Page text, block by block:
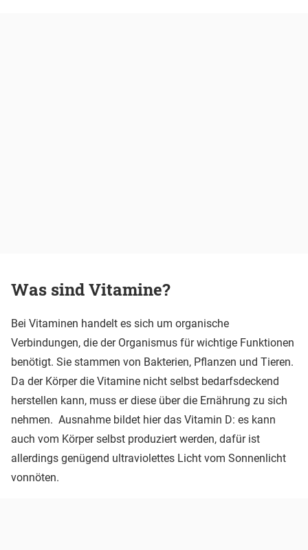
Was sind Vitamine?
Bei Vitaminen handelt es sich um organische
Verbindungen, die der Organismus für wichtige Funktionen
benötigt. Sie stammen von Bakterien, Pflanzen und Tieren.
Da der Körper die Vitamine nicht selbst bedarfsdeckend
herstellen kann, muss er diese über die Ernährung zu sich
nehmen. Ausnahme bildet hier das Vitamin D: es kann
auch vom Körper selbst produziert werden, dafür ist
allerdings genügend ultraviolettes Licht vom Sonnenlicht
vonnöten.